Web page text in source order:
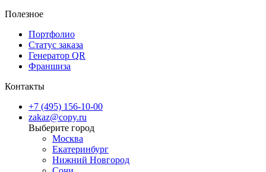
Полезное
Портфолио
Статус заказа
Генератор QR
Франшиза
Контакты
+7 (495) 156-10-00
zakaz@copy.ru
Москва
Екатеринбург
Нижний Новгород